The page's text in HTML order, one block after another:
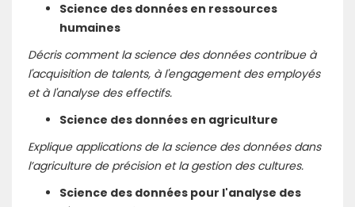
Science des données en ressources
humaines
Décris comment la science des données contribue à
l'acquisition de talents, à l'engagement des employés
et à l'analyse des effectifs.
Science des données en agriculture
Explique applications de la science des données dans
l’agriculture de précision et la gestion des cultures.
Science des données pour l'analyse des